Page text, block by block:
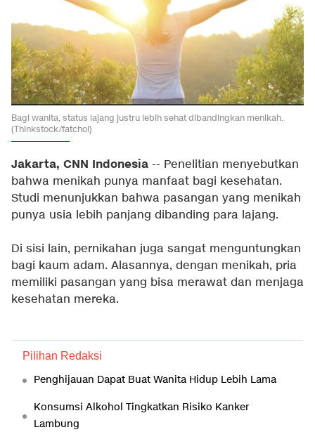
Bagi wanita, status lajang justru lebih sehat dibandingkan menikah.
(Thinkstock/fatchoi)
Jakarta, CNN Indonesia -- Penelitian menyebutkan
bahwa menikah punya manfaat bagi kesehatan.
Studi menunjukkan bahwa pasangan yang menikah
punya usia lebih panjang dibanding para lajang.
Di sisi lain, pernikahan juga sangat menguntungkan
bagi kaum adam. Alasannya, dengan menikah, pria
memiliki pasangan yang bisa merawat dan menjaga
kesehatan mereka.
Pilihan Redaksi
Penghijauan Dapat Buat Wanita Hidup Lebih Lama
Konsumsi Alkohol Tingkatkan Risiko Kanker
Lambung